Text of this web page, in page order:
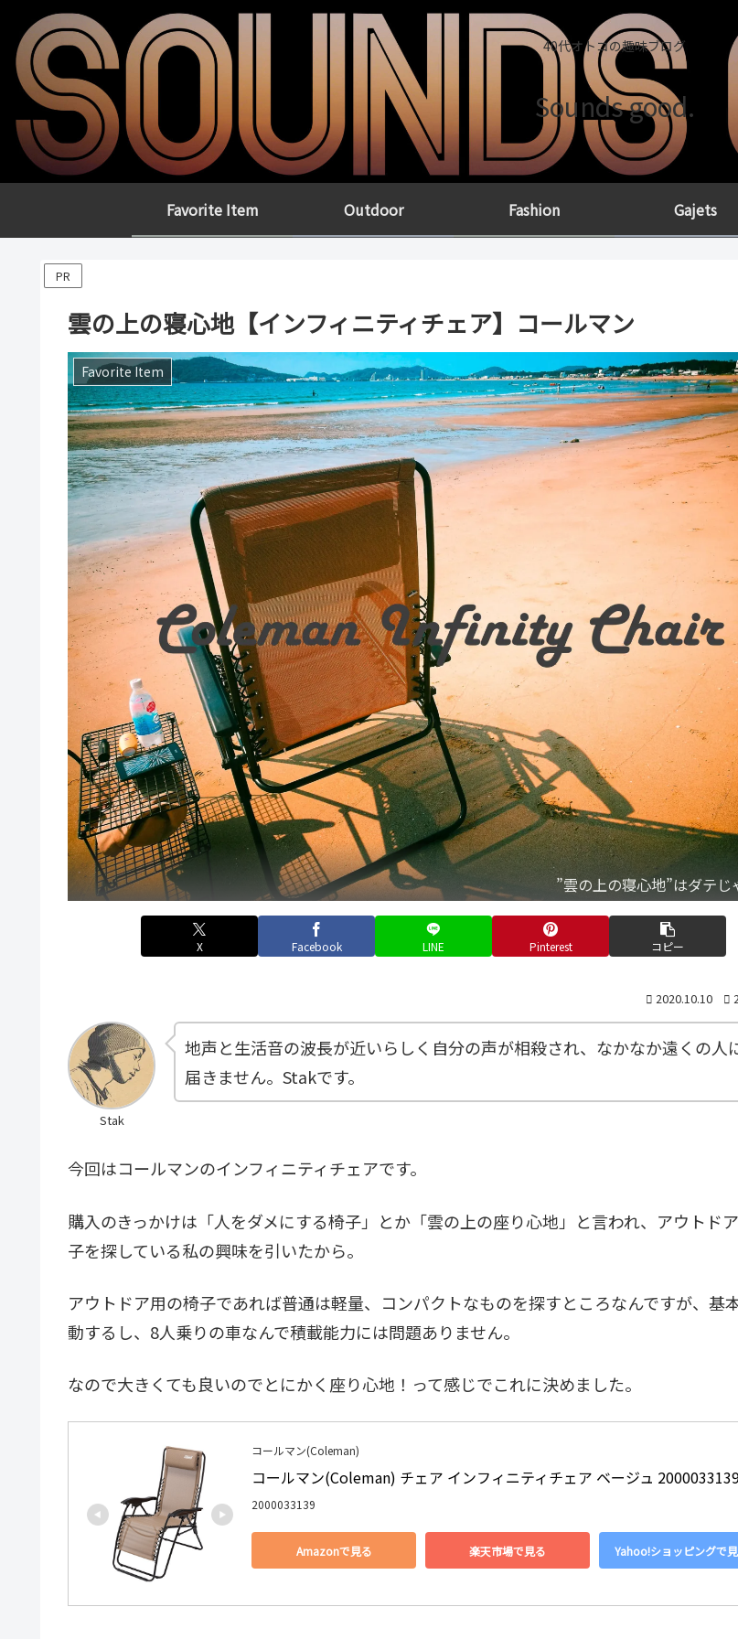
40代オトコの趣味ブログ
Sounds good.
Favorite Item Outdoor Fashion Gajets
PR
雲の上の寝心地【インフィニティチェア】コールマン
Favorite Item
”雲の上の寝心地”はダテじ
X Facebook LINE Pinterest コピー
2020.10.10
Stak
地声と生活音の波長が近いらしく自分の声が相殺され、なかなか遠くの人
届きません。Stakです。
今回はコールマンのインフィニティチェアです。
購入のきっかけは「人をダメにする椅子」とか「雲の上の座り心地」と言われ、アウトド
子を探している私の興味を引いたから。
アウトドア用の椅子であれば普通は軽量、コンパクトなものを探すところなんですが、基
動するし、8人乗りの車なんで積載能力には問題ありません。
なので大きくても良いのでとにかく座り心地！って感じでこれに決めました。
コールマン(Coleman)
コールマン(Coleman) チェア インフィニティチェア ベージュ
2000033139
Amazonで見る 楽天市場で見る Yahoo!ショッピングで